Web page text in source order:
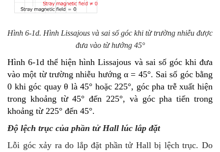
Hình 6-1d. Hình Lissajous và sai số góc khi từ trường nhiễu được
đưa vào từ hướng 45°
Hình 6-1d thể hiện hình Lissajous và sai số góc khi đưa
vào một từ trường nhiễu hướng α = 45°. Sai số góc bằng
0 khi góc quay θ là 45° hoặc 225°, góc pha trễ xuất hiện
trong khoảng từ 45° đến 225°, và góc pha tiến trong
khoảng từ 225° đến 45°.
Độ lệch trục của phần tử Hall lúc lắp đặt
Lỗi góc xảy ra do lắp đặt phần tử Hall bị lệch trục. Do